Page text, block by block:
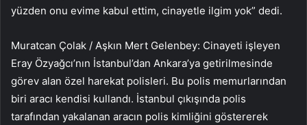
yüzden onu evime kabul ettim, cinayetle ilgim yok” dedi.
Muratcan Çolak / Aşkın Mert Gelenbey: Cinayeti işleyen
Eray Özyağcı’nın İstanbul’dan Ankara’ya getirilmesinde
görev alan özel harekat polisleri. Bu polis memurlarından
biri aracı kendisi kullandı. İstanbul çıkışında polis
tarafından yakalanan aracın polis kimliğini göstererek